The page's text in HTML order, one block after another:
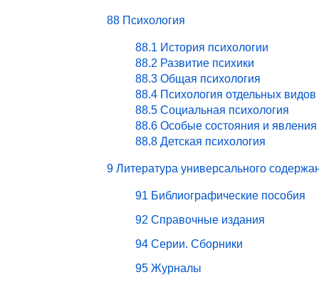
88 Психология
88.1 История психологии
88.2 Развитие психики
88.3 Общая психология
88.4 Психология отдельных
88.5 Социальная психология
88.6 Особые состояния и явления
88.8 Детская психология
9 Литература универсального
91 Библиографические пособия
92 Справочные издания
94 Серии. Сборники
95 Журналы